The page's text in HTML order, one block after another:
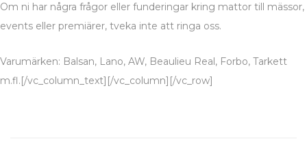
Om ni har några frågor eller funderingar kring mattor till mässor,
events eller premiärer, tveka inte att ringa oss.
Varumärken: Balsan, Lano, AW, Beaulieu Real, Forbo, Tarkett
m.fl.[/vc_column_text][/vc_column][/vc_row]